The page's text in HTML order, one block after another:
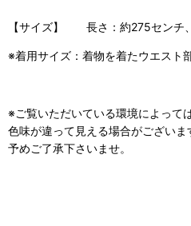
【サイズ】 長さ：約275センチ
※着用サイズ：着物を着たウエスト
※ご覧いただいている環境によっては
色味が違って見える場合がございま
予めご了承下さいませ。